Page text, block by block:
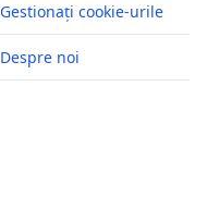
Gestionați cookie-urile
Despre noi